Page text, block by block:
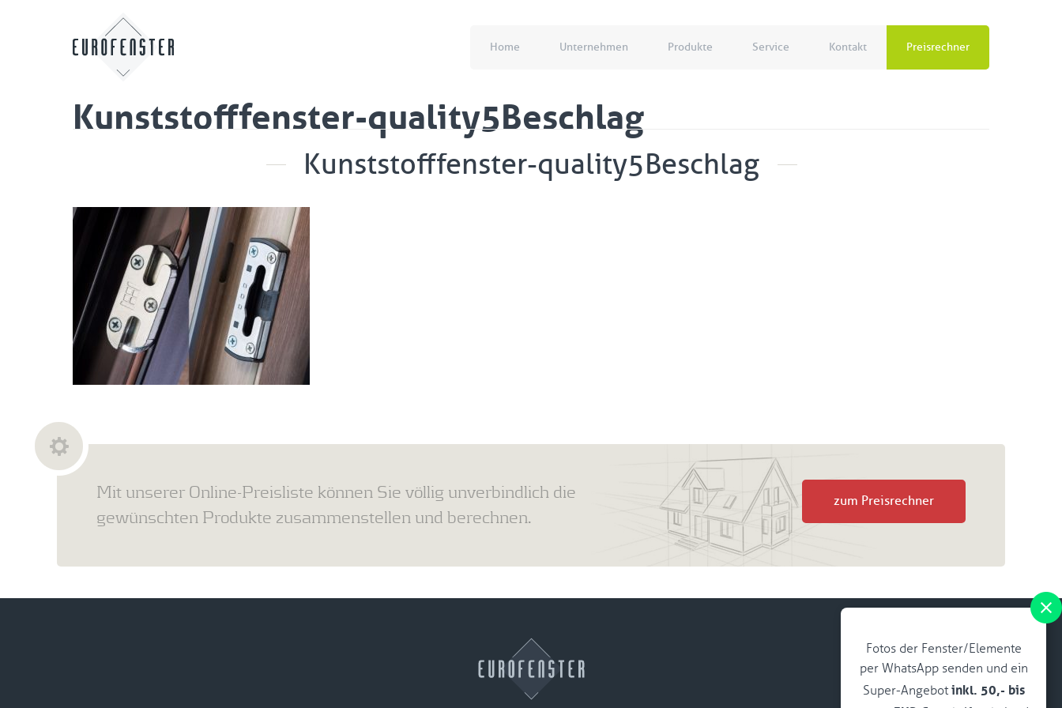
Home Unternehmen Produkte Service Kontakt Preisrechner
Kunststofffenster-quality5Beschlag
Kunststofffenster-quality5Beschlag
Fotos der Fenster/Elemente
per WhatsApp senden und ein
Super-Angebot inkl. 50,- bis
Mit unserer Online-Preisliste können Sie völlig unverbindlich die
gewünschten Produkte zusammenstellen und berechnen.
zum Preisrechner